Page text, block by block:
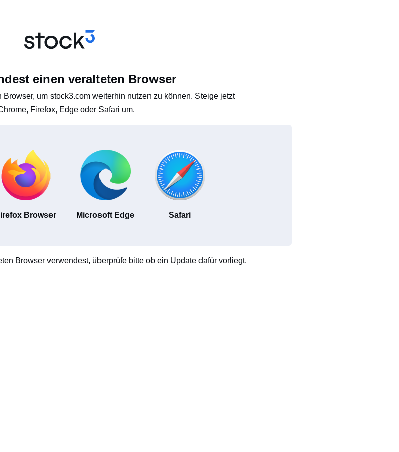
einen veralteten Browser
um stock3.com weiterhin nutzen zu können. Steige jetzt
Firefox, Edge oder Safari um.
Browser Microsoft Edge Safari
Browser verwendest, überprüfe bitte ob ein Update dafür vorliegt.